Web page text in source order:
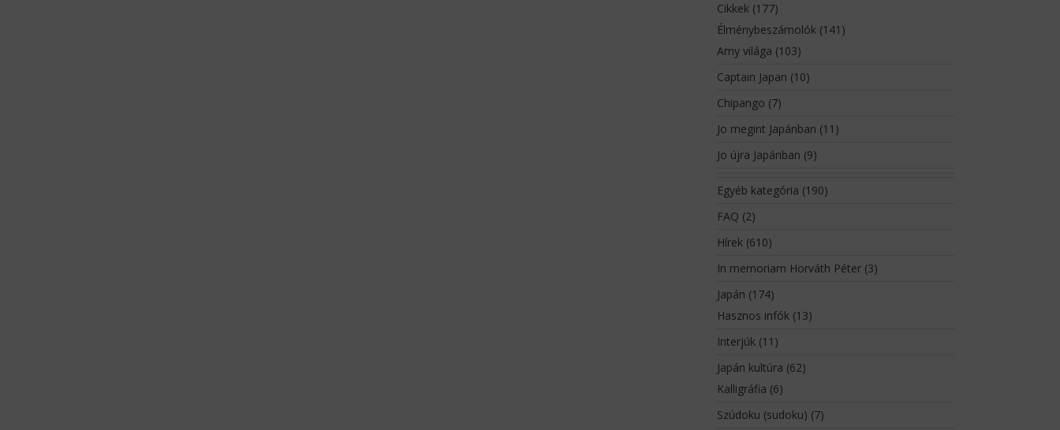
Cikkek(177)
Élménybeszámolók(141)
Amy világa (103)
Captain Japan (10)
Chipango (7)
Jo megint Japánban (11)
Jo újra Japánban (9)
Egyéb kategória (190)
FAQ (2)
Hírek(610)
In memoriam Horváth Péter(3)
Japán (174)
Hasznos infók(13)
Interjúk(11)
Japán kultúra (62)
Kalligráfia (6)
Szúdoku (sudoku) (7)